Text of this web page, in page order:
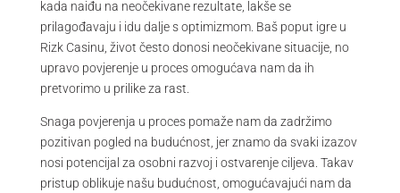
kada naiđu na neočekivane rezultate, lakše se
prilagođavaju i idu dalje s optimizmom. Baš poput igre u
Rizk Casinu, život često donosi neočekivane situacije, no
upravo povjerenje u proces omogućava nam da ih
pretvorimo u prilike za rast.
Snaga povjerenja u proces pomaže nam da zadržimo
pozitivan pogled na budućnost, jer znamo da svaki izazov
nosi potencijal za osobni razvoj i ostvarenje ciljeva. Takav
pristup oblikuje našu budućnost, omogućavajući nam da